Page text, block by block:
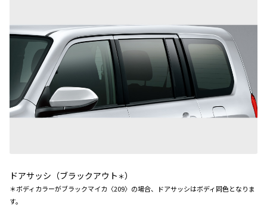
ドアサッシ（ブラックアウト＊）
＊ボディカラーがブラックマイカ〈209〉の場合、ドアサッシはボディ同色となりま
す。